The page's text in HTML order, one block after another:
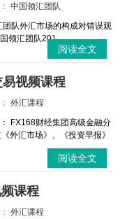
中国领汇团队
队外汇市场的构成对错误观
领汇团队201...
阅读全文
视频课程
外汇课程
FX168财经集团高级金融分
外汇市场》、《投资早报》
阅读全文
课程
外汇课程